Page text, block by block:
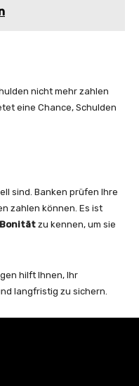
nicht mehr zahlen
eine Chance, Schulden
sind. Banken prüfen Ihre
zahlen können. Es ist
Bonität zu kennen, um sie
hilft Ihnen, Ihr
langfristig zu sichern.